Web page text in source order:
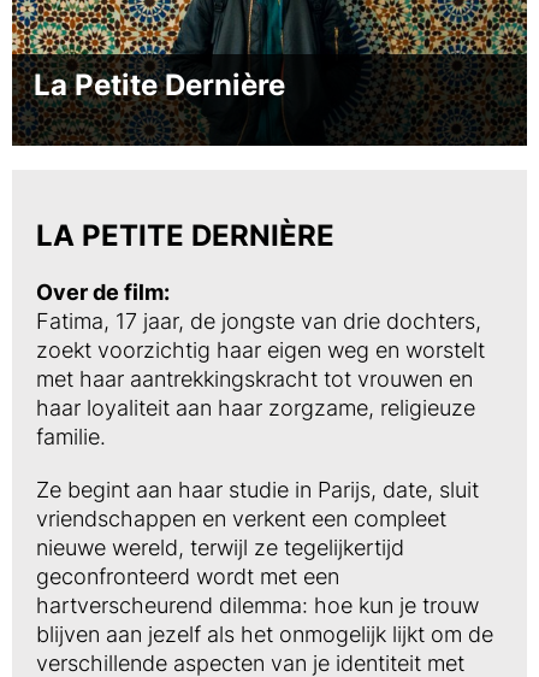
La Petite Dernière
LA PETITE DERNIÈRE
Over de film:
Fatima, 17 jaar, de jongste van drie dochters,
zoekt voorzichtig haar eigen weg en worstelt
met haar aantrekkingskracht tot vrouwen en
haar loyaliteit aan haar zorgzame, religieuze
familie.
Ze begint aan haar studie in Parijs, date, sluit
vriendschappen en verkent een compleet
nieuwe wereld, terwijl ze tegelijkertijd
geconfronteerd wordt met een
hartverscheurend dilemma: hoe kun je trouw
blijven aan jezelf als het onmogelijk lijkt om de
verschillende aspecten van je identiteit met